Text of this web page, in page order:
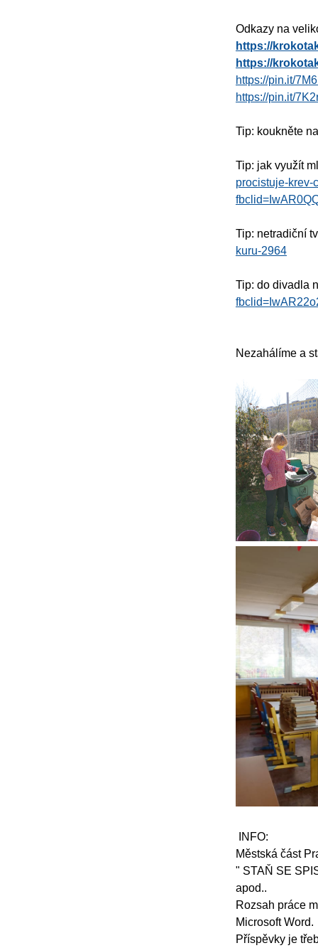
Odkazy na
https://
https://
https://pin.it/
https://pin.it/
Tip: koukněte
Tip: jak využít
procistuje-krev-
Tip: netradiční
kuru-2964
Tip: do divadla
Nezahálíme a
INFO:
Městská část
" STAŇ SE
apod..
Rozsah práce
Microsoft Word.
Příspěvky je